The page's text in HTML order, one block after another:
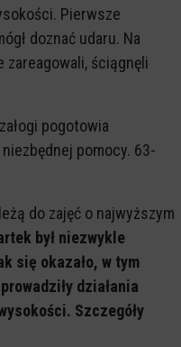
Pierwsze
doznać udaru. Na
zareagowali, ściągnęli
pogotowia
pomocy. 63-
do zajęć o najwyższym
był niezwykle
się okazało, w tym
działania
Szczegóły